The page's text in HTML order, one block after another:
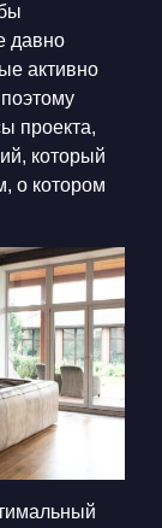
давно
активно
проекта,
который
о котором